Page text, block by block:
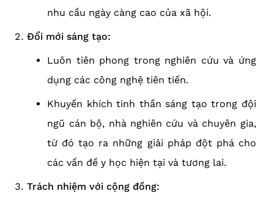
nhu cầu ngày càng cao của xã hội.
Đổi mới sáng tạo:
Luôn tiên phong trong nghiên cứu và ứng
dụng các công nghệ tiên tiến.
Khuyến khích tinh thần sáng tạo trong đội
ngũ cán bộ, nhà nghiên cứu và chuyên gia,
từ đó tạo ra những giải pháp đột phá cho
các vấn đề y học hiện tại và tương lai.
Trách nhiệm với cộng đồng: